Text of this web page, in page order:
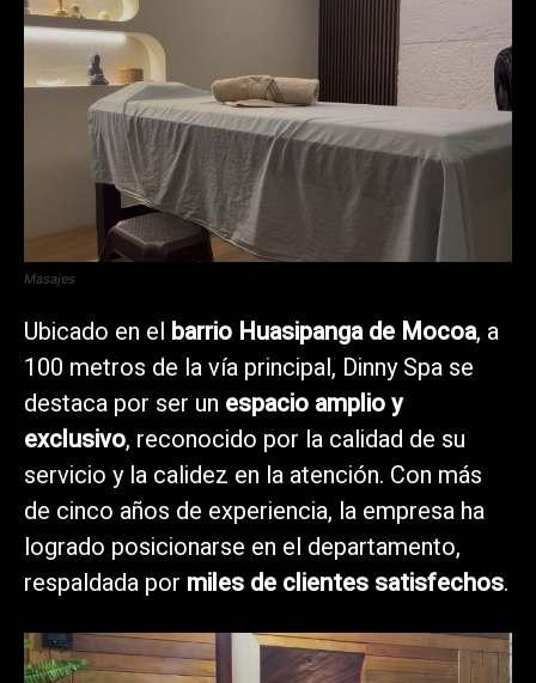
Masajes
Ubicado en el barrio Huasipanga de Mocoa, a
100 metros de la vía principal, Dinny Spa se
destaca por ser un espacio amplio y
exclusivo, reconocido por la calidad de su
servicio y la calidez en la atención. Con más
de cinco años de experiencia, la empresa ha
logrado posicionarse en el departamento,
respaldada por miles de clientes satisfechos.